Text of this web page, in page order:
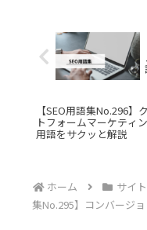
【SEO用語集No.296】
トフォームマーケティ
用語をサクッと解説
ホーム サイ
集No.295】コンバージ